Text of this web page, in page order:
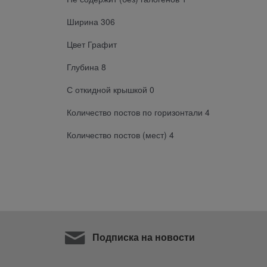
Ширина 306
Цвет Графит
Глубина 8
С откидной крышкой 0
Количество постов по горизонтали 4
Количество постов (мест) 4
Подписка на новости